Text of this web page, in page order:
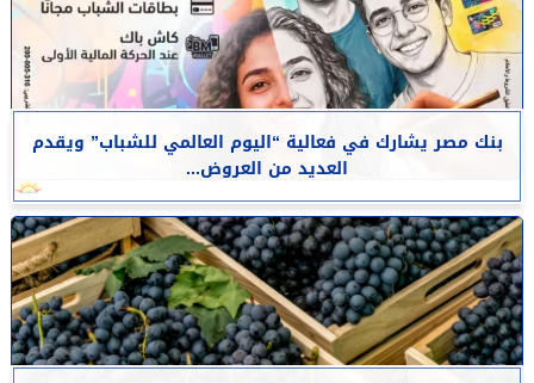
بنك مصر يشارك في فعالية “اليوم العالمي للشباب” ويقدم
العديد من العروض...